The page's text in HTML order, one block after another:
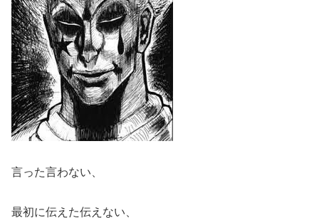
言った言わない、
最初に伝えた伝えない、